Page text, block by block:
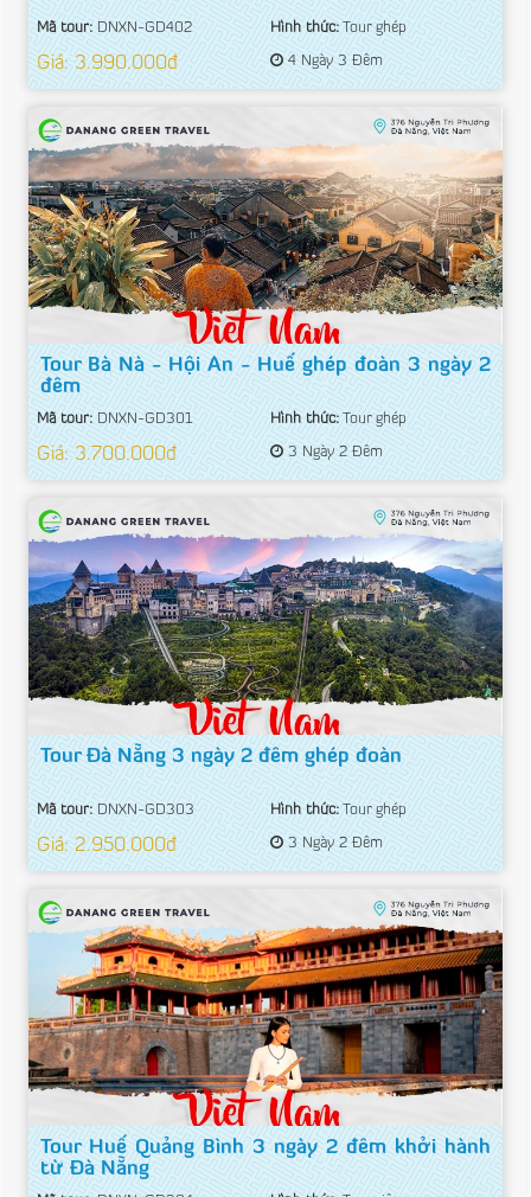
Mã tour:DNXN-GD402 Hình thức:Tour ghép
Giá: 3.990.000đ 4 Ngày 3 Đêm
Tour Bà Nà - Hội An - Huế ghép đoàn 3 ngày 2
đêm
Mã tour:DNXN-GD301 Hình thức:Tour ghép
Giá: 3.700.000đ 3 Ngày 2 Đêm
Tour Đà Nẵng 3 ngày 2 đêm ghép đoàn
Mã tour:DNXN-GD303 Hình thức:Tour ghép
Giá: 2.950.000đ 3 Ngày 2 Đêm
Tour Huế Quảng Bình 3 ngày 2 đêm khởi hành
từ Đà Nẵng